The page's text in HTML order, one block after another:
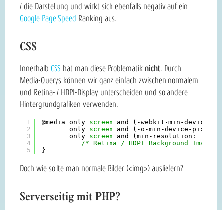
/ die Darstellung und wirkt sich ebenfalls negativ auf ein
Google Page Speed Ranking aus.
CSS
Innerhalb CSS hat man diese Problematik nicht. Durch
Media-Querys können wir ganz einfach zwischen normalem
und Retina- / HDPI-Display unterscheiden und so andere
Hintergrundgrafiken verwenden.
1
2
3
4
5
@media only screen
and (-webkit-min-
only screen
and (-o-min-device-
only screen and (min-resolution: 120
/* Retina / HDPI Background Images
}
Doch wie sollte man normale Bilder (<img>) ausliefern?
Serverseitig mit PHP?